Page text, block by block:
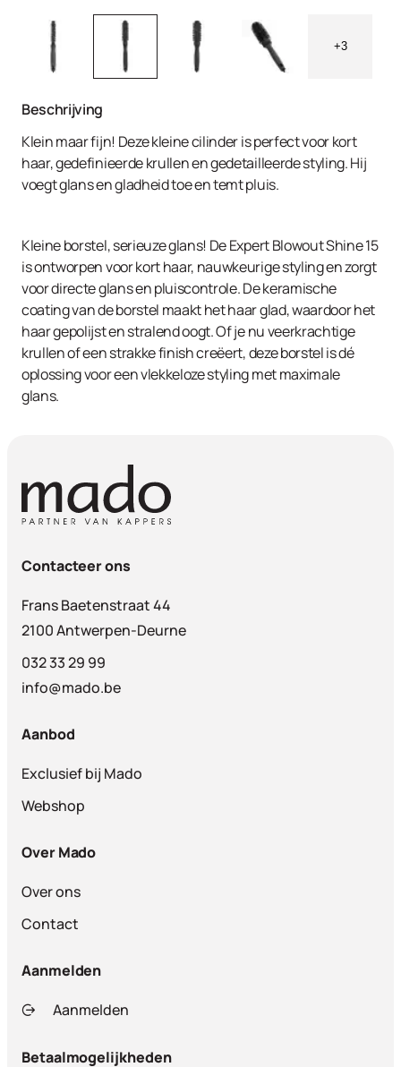
+3
Beschrijving
Klein maar fijn! Deze kleine cilinder is perfect voor kort
haar, gedefinieerde krullen en gedetailleerde styling. Hij
voegt glans en gladheid toe en temt pluis.
Kleine borstel, serieuze glans! De Expert Blowout Shine 15
is ontworpen voor kort haar, nauwkeurige styling en zorgt
voor directe glans en pluiscontrole. De keramische
coating van de borstel maakt het haar glad, waardoor het
haar gepolijst en stralend oogt. Of je nu veerkrachtige
krullen of een strakke finish creëert, deze borstel is dé
oplossing voor een vlekkeloze styling met maximale
glans.
Contacteer ons
Frans Baetenstraat 44
2100 Antwerpen-Deurne
032 33 29 99
info@mado.be
Aanbod
Exclusief bij Mado
Webshop
Over Mado
Over ons
Contact
Aanmelden
Aanmelden
Betaalmogelijkheden